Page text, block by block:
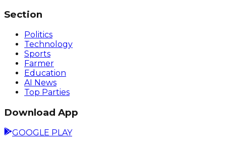
Section
Politics
Technology
Sports
Farmer
Education
AI News
Top Parties
Download App
GOOGLE PLAY